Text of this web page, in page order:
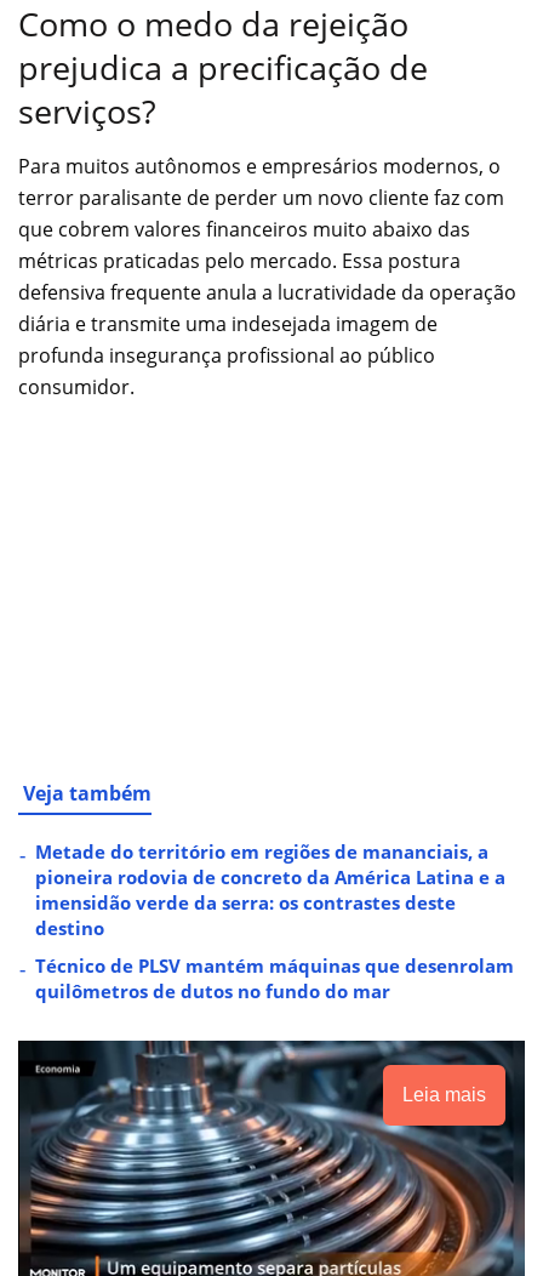
Como o medo da rejeição
prejudica a precificação de
serviços?
Para muitos autônomos e empresários modernos, o
terror paralisante de perder um novo cliente faz com
que cobrem valores financeiros muito abaixo das
métricas praticadas pelo mercado. Essa postura
defensiva frequente anula a lucratividade da operação
diária e transmite uma indesejada imagem de
profunda insegurança profissional ao público
consumidor.
Veja também
Metade do território em regiões de mananciais, a
pioneira rodovia de concreto da América Latina e a
imensidão verde da serra: os contrastes deste
destino
Técnico de PLSV mantém máquinas que desenrolam
quilômetros de dutos no fundo do mar
Leia mais